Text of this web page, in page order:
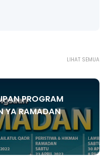
LIHAT SEMUA
PROGRAM
YA RAMADAN